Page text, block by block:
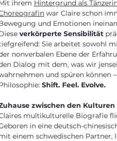
ihrem Hintergrund als
war Claire schon
und Emotionen
verkörperte Sensibilität
Sie arbeitet sowohl
nonverbalen Ebene der
Dialog mit dem, was wir
und spüren können
Shift. Feel. Evolve.
zwischen den Kulturen
multikulturelle Biografie
in eine deutsch-
einem schwedischen Partner,